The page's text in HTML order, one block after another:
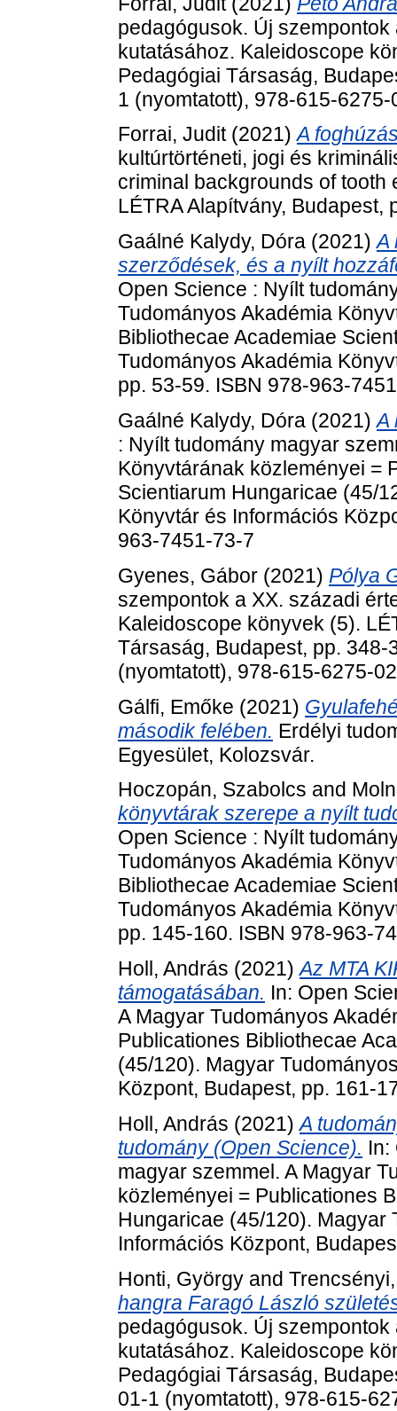
pedagógusok. Új
kutatásához. Kaleidoscope
Pedagógiai Társaság,
1 (nyomtatott), 978-615-
Forrai, Judit(2021)A
kultúrtörténeti, jogi és
criminal backgrounds of
LÉTRA Alapítvány, Budapest,
Gaálné Kalydy, Dóra (2021)A
szerződések, és a nyílt
Open Science : Nyílt
Tudományos Akadémia
Bibliothecae Academiae
Tudományos Akadémia
pp. 53-59. ISBN 978-963-
Gaálné Kalydy, Dóra (2021)A
: Nyílt tudomány magyar
Könyvtárának közleményei =
Scientiarum Hungaricae (45/
Könyvtár és Információs
963-7451-73-7
Gyenes, Gábor (2021) Pólya
szempontok a XX. századi
Kaleidoscope könyvek (5).
Társaság, Budapest, pp.
(nyomtatott), 978-615-6275-
Gálfi, Emőke (2021)
második felében. Erdélyi
Egyesület, Kolozsvár.
Hoczopán, Szabolcs and
könyvtárak szerepe a nyílt
Open Science : Nyílt
Tudományos Akadémia
Bibliothecae Academiae
Tudományos Akadémia
pp. 145-160. ISBN 978-963-
Holl, András (2021)Az MTA
támogatásában. In: Open
A Magyar Tudományos
Publicationes Bibliothecae
(45/120). Magyar
Központ, Budapest, pp. 161-
Holl, András (2021)A
tudomány (Open Science). In:
magyar szemmel. A Magyar
közleményei = Publicationes
Hungaricae (45/120). Magyar
Információs Központ,
Honti, György and
hangra Faragó László
pedagógusok. Új
kutatásához. Kaleidoscope
Pedagógiai Társaság,
01-1 (nyomtatott), 978-615-